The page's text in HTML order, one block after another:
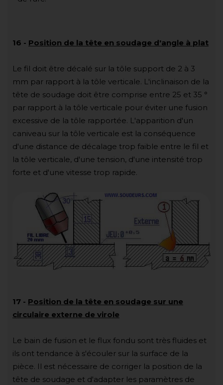
16 - Position de la tête en soudage d'angle à plat
Le fil doit être décalé sur la tôle support de 2 à 3
mm par rapport à la tôle verticale. L'inclinaison de la
tête de soudage doit être comprise entre 25 et 35 °
par rapport à la tôle verticale pour éviter une fusion
excessive de la tôle rapportée. L'apparition d'un
caniveau sur la tôle verticale est la conséquence
d'une distance de décalage trop faible entre le fil et
la tôle verticale, d'une tension, d'une intensité trop
forte et d'une vitesse trop rapide.
17 - Position de la tête en soudage sur une
circulaire externe de virole
Le bain de fusion et le flux fondu sont très fluides et
ils ont tendance à s'écouler sur la surface de la
pièce. Il est nécessaire de corriger la position de la
tête de soudage et d'adapter les paramètres de